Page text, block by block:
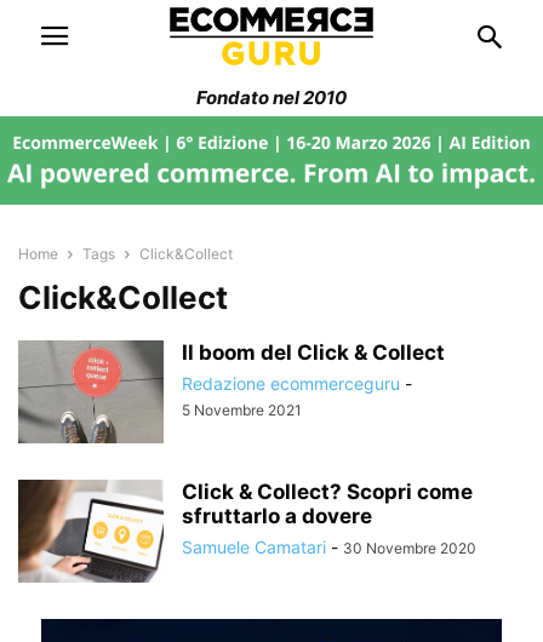
Fondato nel 2010
Home Tags Click&Collect
Click&Collect
Il boom del Click & Collect
Redazione ecommerceguru -
5 Novembre 2021
Click & Collect? Scopri come
sfruttarlo a dovere
Samuele Camatari - 30 Novembre 2020